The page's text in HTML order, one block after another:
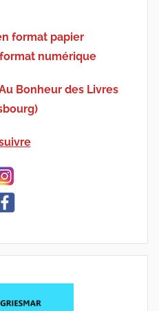
format papier
numérique
Bonheur des Livres